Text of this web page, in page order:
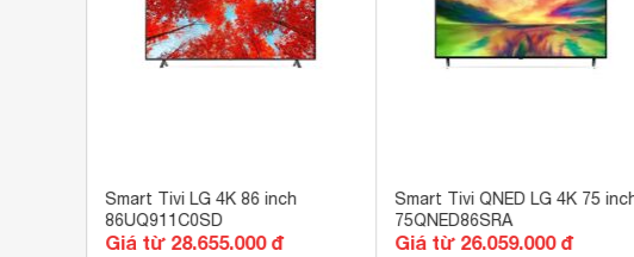
Smart Tivi LG 4K 86 inch
86UQ911C0SD
Giá từ 28.655.000 đ
Smart Tivi QNED LG 4K 75
75QNED86SRA
Giá từ 26.059.000 đ